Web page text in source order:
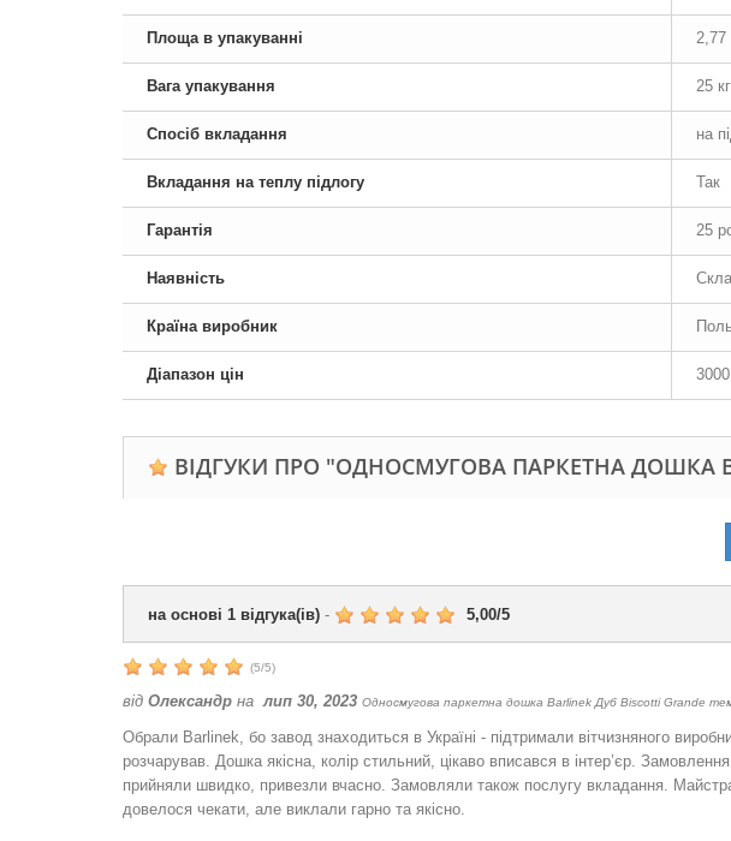
Площа в упакуванні 2,77
Вага упакування 25 кг
Спосіб вкладання на
Вкладання на теплу підлогу Так
Гарантія 25
Наявність
Країна виробник
Діапазон цін
ВІДГУКИ ПРО "ОДНОСМУГОВА ПАРКЕТНА ДОШКА
на основі 1 відгука(ів) - 5,00/5
(5/5)
від Олександр на лип 30, 2023 Односмугова паркетна дошка Barlinek Дуб Biscotti Grande
Обрали Barlinek, бо завод знаходиться в Україні - підтримали вітчизняного
розчарував. Дошка якісна, колір стильний, цікаво вписався в інтер’єр. Замовлення
прийняли швидко, привезли вчасно. Замовляли також послугу вкладання.
довелося чекати, але виклали гарно та якісно.